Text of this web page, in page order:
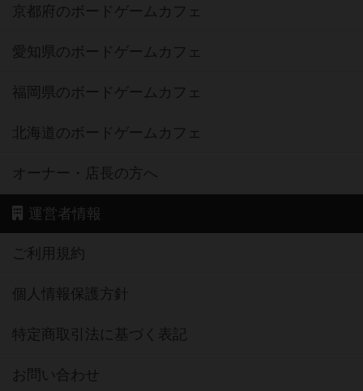
京都府のボードゲームカフェ
愛知県のボードゲームカフェ
福岡県のボードゲームカフェ
北海道のボードゲームカフェ
オーナー・店長の方へ
運営者情報
ご利用規約
個人情報保護方針
特定商取引法に基づく表記
お問い合わせ